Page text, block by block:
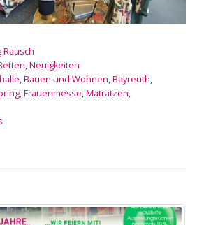
Rausch
,Neuigkeiten
,Bauen und Wohnen,Bayreuth,
,Frauenmesse,Matratzen,